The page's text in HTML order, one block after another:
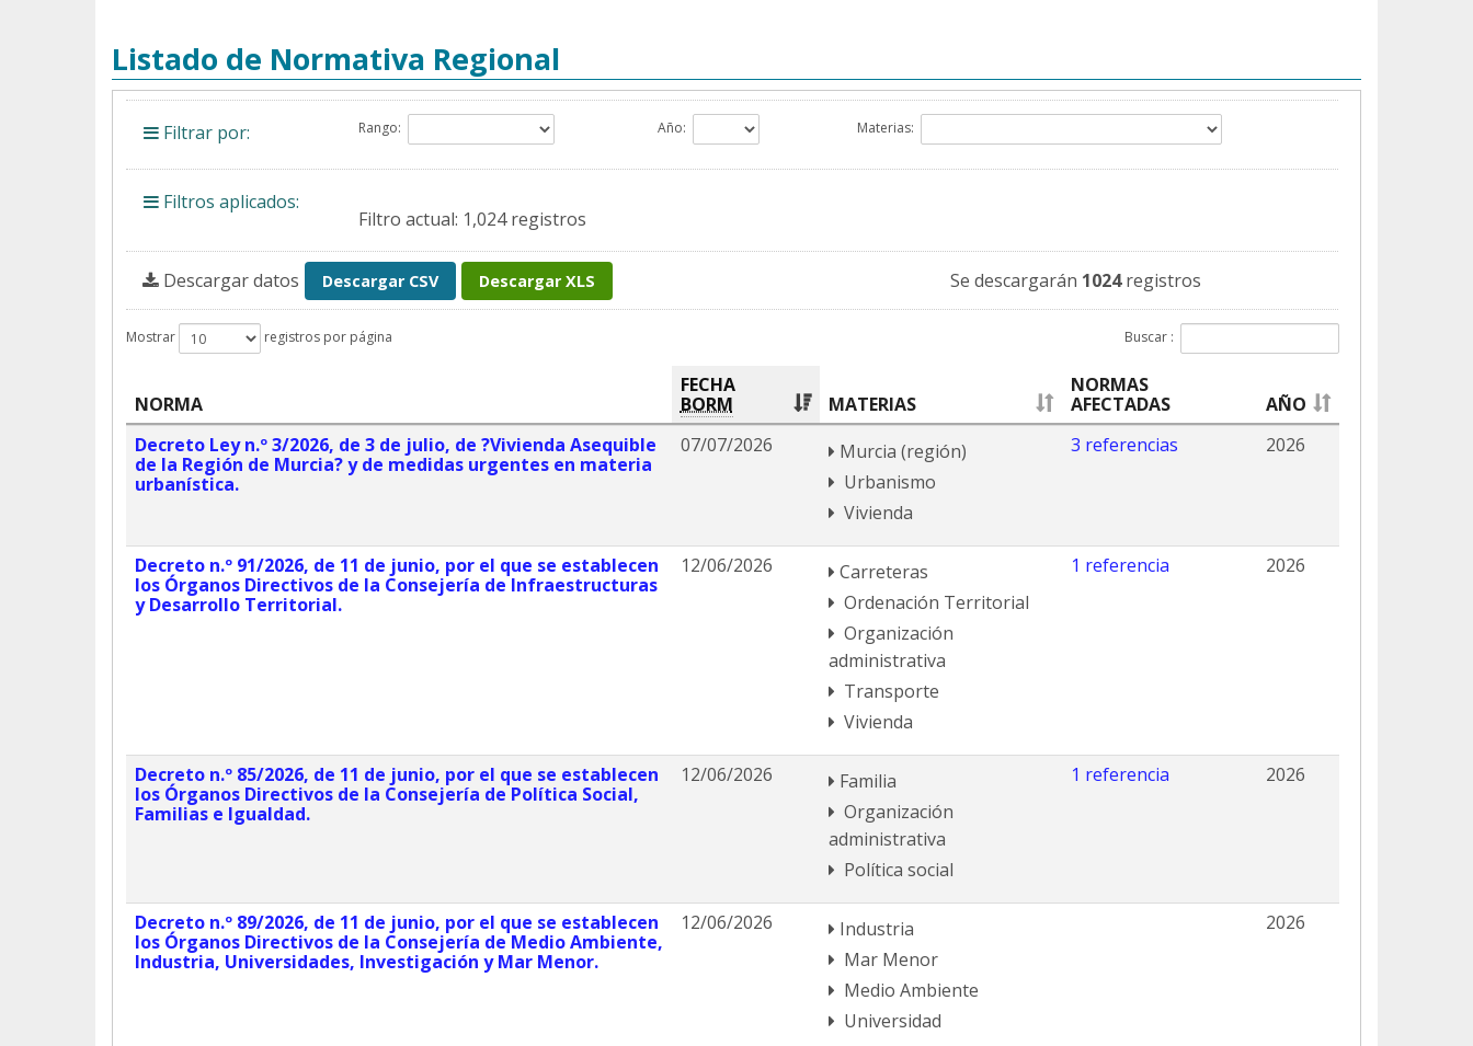
Listado de Normativa Regional
Filtrar por: Rango: Año: Materias:
Filtros aplicados:
Filtro actual: 1,024 registros
Descargar datos Descargar CSV Descargar XLS Se descargarán 1024registros
Mostrar registros por página Buscar :
NORMA
FECHA
BORM
MATERIAS
NORMAS
AFECTADAS
AÑO
Decreto Ley n.º 3/2026, de 3 de julio, de ?Vivienda Asequible
de la Región de Murcia? y de medidas urgentes en materia
urbanística.
07/07/2026
Murcia (región)
Urbanismo
Vivienda
3 referencias 2026
Decreto n.º 91/2026, de 11 de junio, por el que se establecen
los Órganos Directivos de la Consejería de Infraestructuras
y Desarrollo Territorial.
12/06/2026
Carreteras
Ordenación Territorial
Organización
administrativa
Transporte
Vivienda
1 referencia 2026
Decreto n.º 85/2026, de 11 de junio, por el que se establecen
los Órganos Directivos de la Consejería de Política Social,
Familias e Igualdad.
12/06/2026
Familia
Organización
administrativa
Política social
1 referencia 2026
Decreto n.º 89/2026, de 11 de junio, por el que se establecen
los Órganos Directivos de la Consejería de Medio Ambiente,
Industria, Universidades, Investigación y Mar Menor.
12/06/2026
Industria
Mar Menor
Medio Ambiente
Universidad
2026